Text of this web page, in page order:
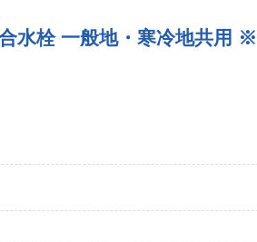
水栓 一般地・寒冷地共用